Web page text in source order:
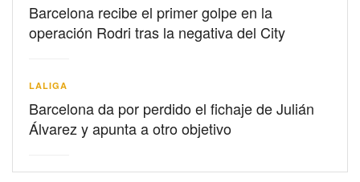
Barcelona recibe el primer golpe en la
operación Rodri tras la negativa del City
LALIGA
Barcelona da por perdido el fichaje de Julián
Álvarez y apunta a otro objetivo